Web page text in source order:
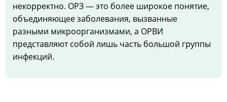
некорректно. ОРЗ — это более широкое понятие,
объединяющее заболевания, вызванные
разными микроорганизмами, а ОРВИ
представляют собой лишь часть большой группы
инфекций.